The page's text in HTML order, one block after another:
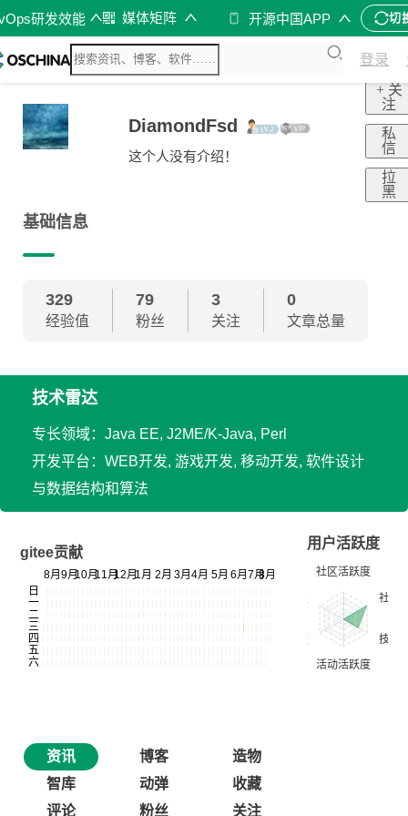
研发效能 媒体矩阵 开源中国APP 切
登录
DiamondFsd
这个人没有介绍！
+ 关
注
私
信
拉
黑
基础信息
329
经验值
79
粉丝
3
关注
0
文章总量
技术雷达
专长领域：Java EE, J2ME/K-Java, Perl
开发平台：WEB开发, 游戏开发, 移动开发, 软件设计
与数据结构和算法
gitee贡献
用户活跃度
资讯 博客
造物
智库
动弹
收藏
评论
粉丝 关注